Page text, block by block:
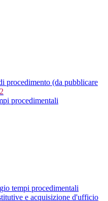
procedimento (da pubblicare
2
procedimentali
tempi procedimentali
e acquisizione d'ufficio